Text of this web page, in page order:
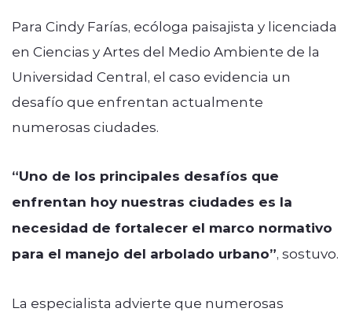
Para Cindy Farías, ecóloga paisajista y licenciada
en Ciencias y Artes del Medio Ambiente de la
Universidad Central, el caso evidencia un
desafío que enfrentan actualmente
numerosas ciudades.
“Uno de los principales desafíos que
enfrentan hoy nuestras ciudades es la
necesidad de fortalecer el marco normativo
para el manejo del arbolado urbano”, sostuvo.
La especialista advierte que numerosas